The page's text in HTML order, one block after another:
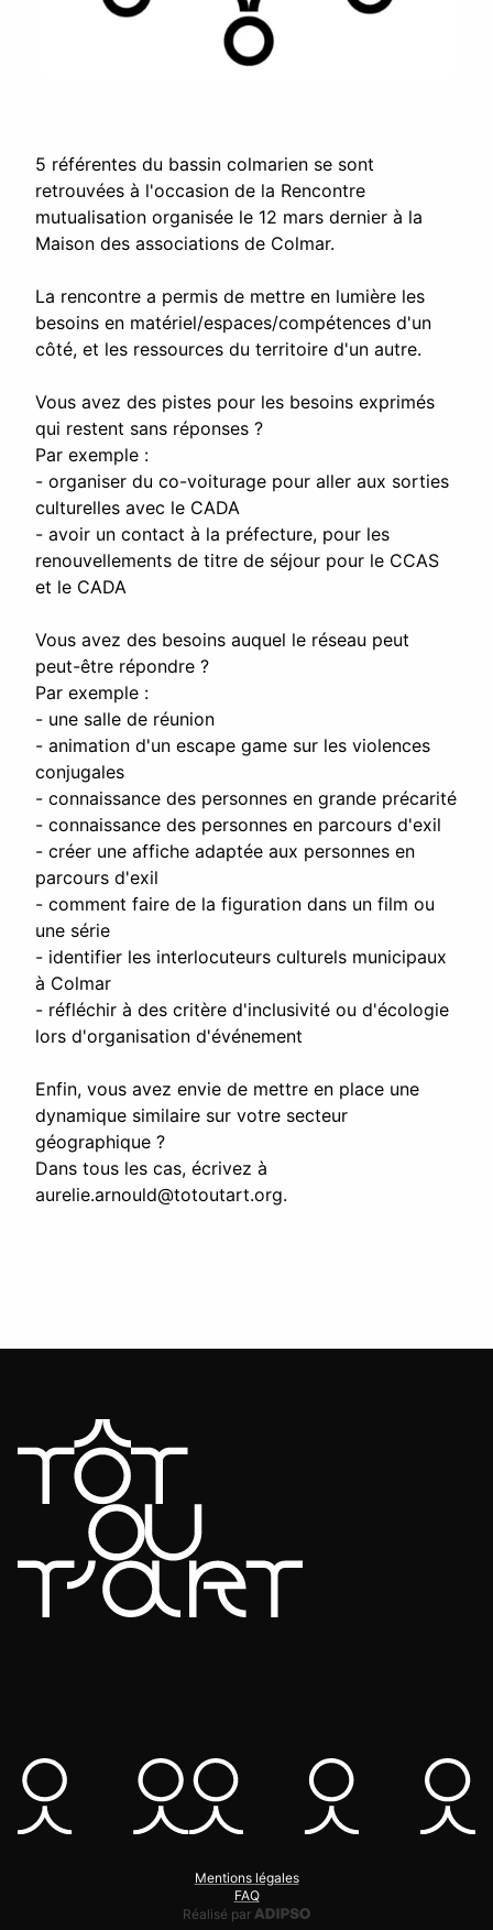
5 référentes du bassin colmarien se sont
retrouvées à l'occasion de la Rencontre
mutualisation organisée le 12 mars dernier à la
Maison des associations de Colmar.
La rencontre a permis de mettre en lumière les
besoins en matériel/espaces/compétences d'un
côté, et les ressources du territoire d'un autre.
Vous avez des pistes pour les besoins exprimés
qui restent sans réponses ?
Par exemple :
- organiser du co-voiturage pour aller aux sorties
culturelles avec le CADA
- avoir un contact à la préfecture, pour les
renouvellements de titre de séjour pour le CCAS
et le CADA
Vous avez des besoins auquel le réseau peut
peut-être répondre ?
Par exemple :
- une salle de réunion
- animation d'un escape game sur les violences
conjugales
- connaissance des personnes en grande précarité
- connaissance des personnes en parcours d'exil
- créer une affiche adaptée aux personnes en
parcours d'exil
- comment faire de la figuration dans un film ou
une série
- identifier les interlocuteurs culturels municipaux
à Colmar
- réfléchir à des critère d'inclusivité ou d'écologie
lors d'organisation d'événement
Enfin, vous avez envie de mettre en place une
dynamique similaire sur votre secteur
géographique ?
Dans tous les cas, écrivez à
aurelie.arnould@totoutart.org.
Mentions légales
FAQ
Réalisé par
Adipso, agence web et